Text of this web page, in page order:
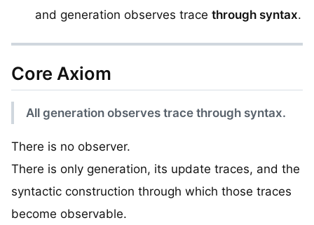
and generation observes trace through syntax.
Core Axiom
All generation observes trace through syntax.
There is no observer.
There is only generation, its update traces, and the
syntactic construction through which those traces
become observable.